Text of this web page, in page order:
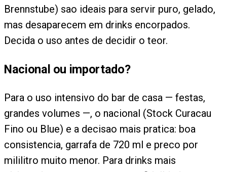
Brennstube) sao ideais para servir puro, gelado,
mas desaparecem em drinks encorpados.
Decida o uso antes de decidir o teor.
Nacional ou importado?
Para o uso intensivo do bar de casa — festas,
grandes volumes —, o nacional (Stock Curacau
Fino ou Blue) e a decisao mais pratica: boa
consistencia, garrafa de 720 ml e preco por
mililitro muito menor. Para drinks mais